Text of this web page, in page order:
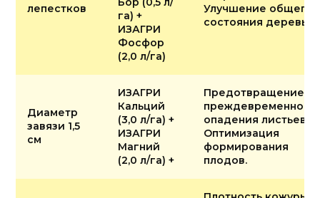
лепестков
га) +
ИЗАГРИ
Фосфор
(2,0 л/га)
Улучшение общего
состояния
Диаметр
завязи 1,5
см
ИЗАГРИ
Кальций
(3,0 л/га) +
ИЗАГРИ
Магний
(2,0 л/га) +
Предотвращение
преждевременного
опадения листьев.
Оптимизация
формирования
плодов.